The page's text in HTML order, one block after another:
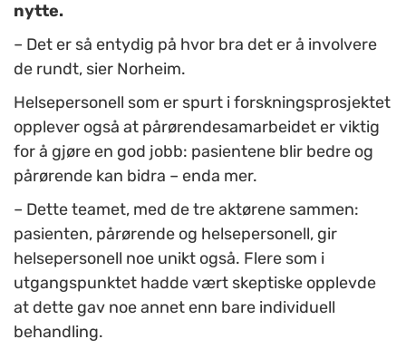
nytte.
– Det er så entydig på hvor bra det er å involvere
de rundt, sier Norheim.
Helsepersonell som er spurt i forskningsprosjektet
opplever også at pårørendesamarbeidet er viktig
for å gjøre en god jobb: pasientene blir bedre og
pårørende kan bidra – enda mer.
– Dette teamet, med de tre aktørene sammen:
pasienten, pårørende og helsepersonell, gir
helsepersonell noe unikt også. Flere som i
utgangspunktet hadde vært skeptiske opplevde
at dette gav noe annet enn bare individuell
behandling.